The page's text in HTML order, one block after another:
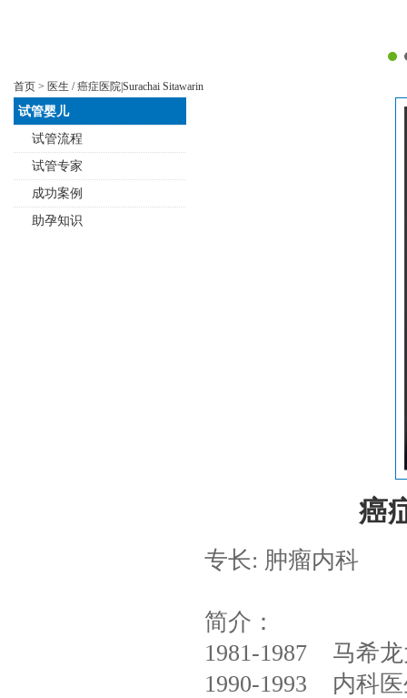
首页 > 医生 / 癌症医院|Surachai Sitawarin
试管婴儿
试管流程
试管专家
成功案例
助孕知识
癌
专长: 肿瘤内科
简介：
1981-1987 马希
1990-1993 内科